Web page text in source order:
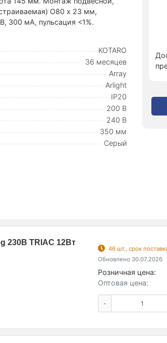
O80 х 23 мм,
300 мА, пульсация <1%.
KOTARO
36 месяцев
Array
Arlight
IP20
200 В
240 В
350 мм
Серый
230В TRIAC 12Вт
46 шт., срок
Обновлено 30.07.2026
Розничная цена:
Оптовая цена:
-